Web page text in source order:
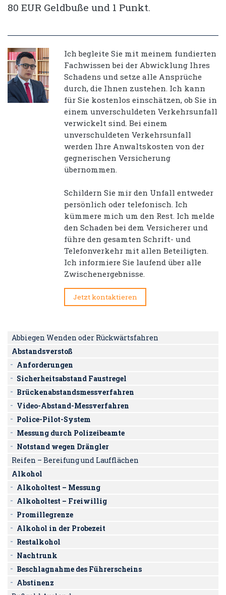
80 EUR Geldbuße und 1 Punkt.
Ich begleite Sie mit meinem fundierten
Fachwissen bei der Abwicklung Ihres
Schadens und setze alle Ansprüche
durch, die Ihnen zustehen. Ich kann
für Sie kostenlos einschätzen, ob Sie in
einem unverschuldeten Verkehrsunfall
verwickelt sind. Bei einem
unverschuldeten Verkehrsunfall
werden Ihre Anwaltskosten von der
gegnerischen Versicherung
übernommen.
Schildern Sie mir den Unfall entweder
persönlich oder telefonisch. Ich
kümmere mich um den Rest. Ich melde
den Schaden bei dem Versicherer und
führe den gesamten Schrift- und
Telefonverkehr mit allen Beteiligten.
Ich informiere Sie laufend über alle
Zwischenergebnisse.
Jetzt kontaktieren
Abbiegen Wenden oder Rückwärtsfahren
Abstandsverstoß
Anforderungen
Sicherheitsabstand Faustregel
Brückenabstandsmessverfahren
Video-Abstand-Messverfahren
Police-Pilot-System
Messung durch Polizeibeamte
Notstand wegen Drängler
Reifen – Bereifung und Laufflächen
Alkohol
Alkoholtest – Messung
Alkoholtest – Freiwillig
Promillegrenze
Alkohol in der Probezeit
Restalkohol
Nachtrunk
Beschlagnahme des Führerscheins
Abstinenz